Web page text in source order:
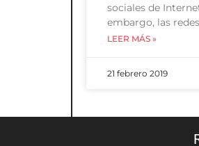
sociales de
embargo, las redes
LEER MÁS »
21 febrero 2019